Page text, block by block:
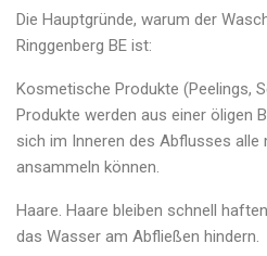
Die Hauptgründe, warum der
Ringgenberg BE ist:
Kosmetische Produkte (Peelings,
Produkte werden aus einer öligen
sich im Inneren des Abflusses alle
ansammeln können.
Haare. Haare bleiben schnell
das Wasser am Abfließen hindern.